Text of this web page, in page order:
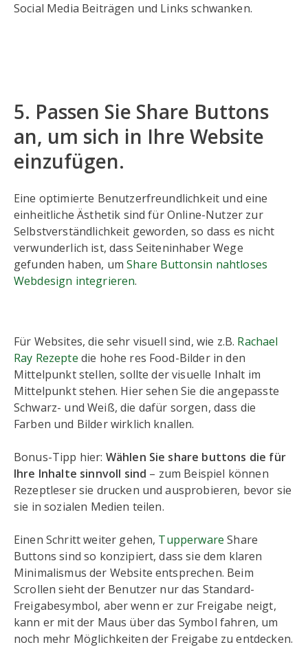
Social Media Beiträgen und Links schwanken.
5. Passen Sie Share Buttons
an, um sich in Ihre Website
einzufügen.
Eine optimierte Benutzerfreundlichkeit und eine
einheitliche Ästhetik sind für Online-Nutzer zur
Selbstverständlichkeit geworden, so dass es nicht
verwunderlich ist, dass Seiteninhaber Wege
gefunden haben, umShare Buttonsin nahtloses
Webdesign integrieren.
Für Websites, die sehr visuell sind, wie z.B. Rachael
Ray Rezepte die hohe res Food-Bilder in den
Mittelpunkt stellen, sollte der visuelle Inhalt im
Mittelpunkt stehen. Hier sehen Sie die angepasste
Schwarz- und Weiß, die dafür sorgen, dass die
Farben und Bilder wirklich knallen.
Bonus-Tipp hier: Wählen Sie share buttons die für
Ihre Inhalte sinnvoll sind – zum Beispiel können
Rezeptleser sie drucken und ausprobieren, bevor sie
sie in sozialen Medien teilen.
Einen Schritt weiter gehen, Tupperware Share
Buttons sind so konzipiert, dass sie dem klaren
Minimalismus der Website entsprechen. Beim
Scrollen sieht der Benutzer nur das Standard-
Freigabesymbol, aber wenn er zur Freigabe neigt,
kann er mit der Maus über das Symbol fahren, um
noch mehr Möglichkeiten der Freigabe zu entdecken.